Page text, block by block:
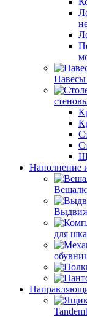
Навесы
Наполнение
для